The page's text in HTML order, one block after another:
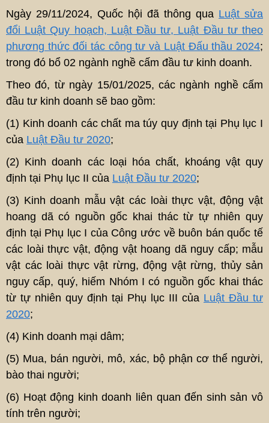
Ngày 29/11/2024, Quốc hội đã thông qua Luật sửa
đổi Luật Quy hoạch, Luật Đầu tư, Luật Đầu tư theo
phương thức đối tác công tư và Luật Đấu thầu 2024;
trong đó bổ 02 ngành nghề cấm đầu tư kinh doanh.
Theo đó, từ ngày 15/01/2025, các ngành nghề cấm
đầu tư kinh doanh sẽ bao gồm:
(1) Kinh doanh các chất ma túy quy định tại Phụ lục I
của Luật Đầu tư 2020;
(2) Kinh doanh các loại hóa chất, khoáng vật quy
định tại Phụ lục II của Luật Đầu tư 2020;
(3) Kinh doanh mẫu vật các loài thực vật, động vật
hoang dã có nguồn gốc khai thác từ tự nhiên quy
định tại Phụ lục I của Công ước về buôn bán quốc tế
các loài thực vật, động vật hoang dã nguy cấp; mẫu
vật các loài thực vật rừng, động vật rừng, thủy sản
nguy cấp, quý, hiếm Nhóm I có nguồn gốc khai thác
từ tự nhiên quy định tại Phụ lục III của Luật Đầu tư
2020;
(4) Kinh doanh mại dâm;
(5) Mua, bán người, mô, xác, bộ phận cơ thể người,
bào thai người;
(6) Hoạt động kinh doanh liên quan đến sinh sản vô
tính trên người;